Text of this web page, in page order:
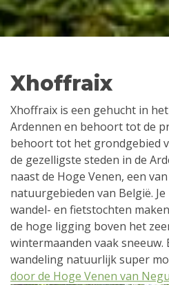
Xhoffraix
Xhoffraix is een gehucht in
Ardennen en behoort tot de
behoort tot het grondgebied
de gezelligste steden in de
naast de Hoge Venen, een
natuurgebieden van België.
wandel- en fietstochten
de hoge ligging boven het
wintermaanden vaak sneeuw.
wandeling natuurlijk super
door de Hoge Venen van